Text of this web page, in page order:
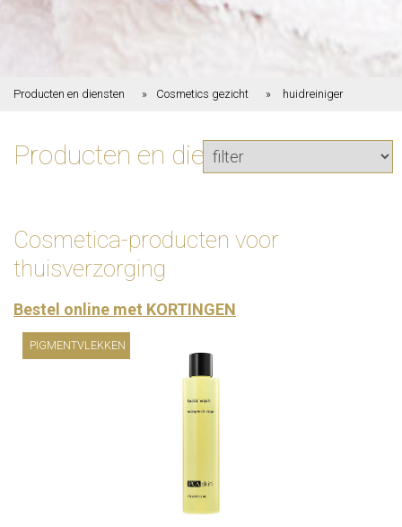
Producten en diensten Cosmetics gezicht huidreiniger
Producten en diensten
Cosmetica-producten voor
thuisverzorging
Bestel online met KORTINGEN
PIGMENTVLEKKEN